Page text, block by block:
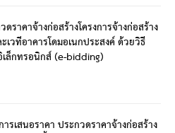
ราคาจ้างก่อสร้างโครงการจ้างก่อสร้าง
วทีอาคารโดมอเนกประสงค์ ด้วยวิธี
ล็กทรอนิกส์ (e-bidding)
รเสนอราคา ประกวดราคาจ้างก่อสร้าง